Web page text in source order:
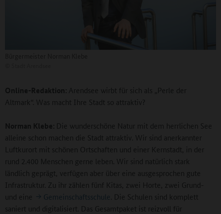
Online-Redaktion: Arendsee wirbt für sich als „Perle der
Altmark“. Was macht Ihre Stadt so attraktiv?
Norman Klebe: Die wunderschöne Natur mit dem herrlichen See
alleine schon machen die Stadt attraktiv. Wir sind anerkannter
Luftkurort mit schönen Ortschaften und einer Kernstadt, in der
rund 2.400 Menschen gerne leben. Wir sind natürlich stark
ländlich geprägt, verfügen aber über eine ausgesprochen gute
Infrastruktur. Zu ihr zählen fünf Kitas, zwei Horte, zwei Grund-
und eine
Gemeinschaftsschule . Die Schulen sind komplett
saniert und digitalisiert. Das Gesamtpaket ist reizvoll für